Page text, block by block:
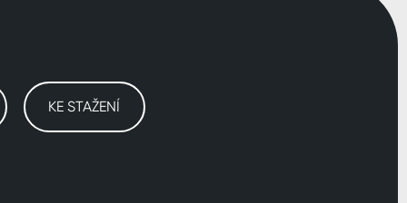
KE STAŽENÍ